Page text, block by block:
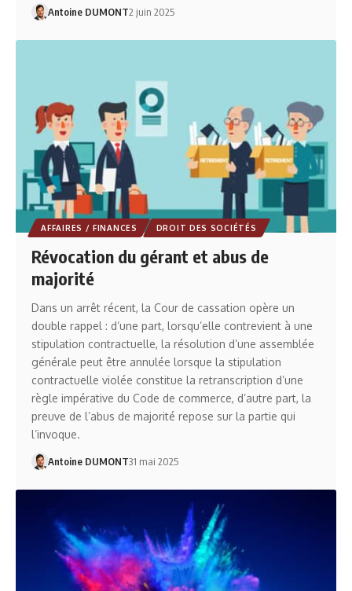
Antoine DUMONT2 juin 2025
AFFAIRES / FINANCES DROIT DES SOCIÉTÉS
Révocation du gérant et abus de
majorité
Dans un arrêt récent, la Cour de cassation opère un
double rappel : d’une part, lorsqu’elle contrevient à une
stipulation contractuelle, la résolution d’une assemblée
générale peut être annulée lorsque la stipulation
contractuelle violée constitue la retranscription d’une
règle impérative du Code de commerce, d’autre part, la
preuve de l’abus de majorité repose sur la partie qui
l’invoque.
Antoine DUMONT31 mai 2025